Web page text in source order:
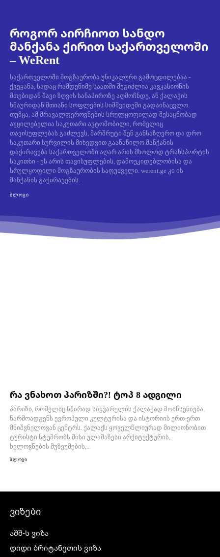
როგორ აირჩიოთ სანდო
მანქანა ქირით საქართველოში
– WeRent
საქართველოში მოგზაურობა უნიკალური გამოცდილებაა -
ქვეყანა, სადაც რამდენიმე საათში შეგიძლია კავკასიონის
მთებიდან შავი ზღვის სანაპიროზე აღმოჩნდე, ან ქალაქის
ხმაურიდან მთიანი სოფლების სიმშვიდეში გადაინაცვლო.
თუმცა, ამ მრავალფეროვნების სრულყოფილად შესაცნობად
აუცილებელია საკუთარი ავტომობილი, რომელიც
თავისუფლებას გაძლევს, მარშრუტი შენ განსაზღვრო და დრო
საკუთარი სურვილის მიხედვით გაანაწილო.მანქანის
დაქირავება საქართველოში აღარ არის მხოლოდ ტრანსპორტის
საკითხი - ეს არის თავისუფლების, დამოუკიდებლობისა და
სრულყოფილი მოგზაურობის საფუძველი. werent.ge კი ის
მანქანის გაქირავების...
ᲑᲚᲝᲒᲘ
რა ვნახოთ პარიზში?! ტოპ 8 ადგილი
პარიზი, რომელიც ხშირად სიყვარულის ქალაქად მოიხსენიება,
წარმოადგენს ევროპული კულტურისა და ისტორიის ერთ-ერთ
მნიშვნელოვან ცენტრს. ქალაქს ყოველწლიურად მილიონობით
ტურისტი სტუმრობს მისი ულამაზესი არქიტექტურის,
ხელოვნების მუზეუმების,...
ბლოგი
ვიზები
აშშ-ს ვიზა
დიდი ბრიტანეთის ვიზა